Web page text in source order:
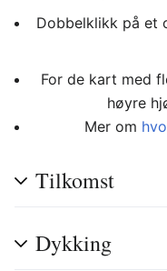
Dobbelklikk på et
For de kart med
høyre
Mer om
Tilkomst
Dykking